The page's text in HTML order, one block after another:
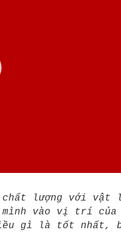
chất lượng với vật
vào vị trí của
gì là tốt nhất,